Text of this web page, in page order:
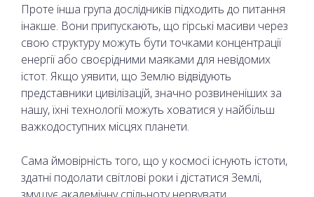
Проте інша група дослідників підходить до питання
інакше. Вони припускають, що гірські масиви через
свою структуру можуть бути точками концентрації
енергії або своєрідними маяками для невідомих
істот. Якщо уявити, що Землю відвідують
представники цивілізацій, значно розвиненіших за
нашу, їхні технології можуть ховатися у найбільш
важкодоступних місцях планети.
Сама ймовірність того, що у космосі існують істоти,
здатні подолати світлові роки і дістатися Землі,